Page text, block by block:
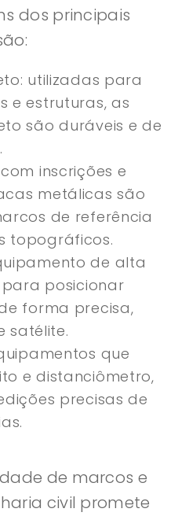
dos principais
utilizadas para
e estruturas, as
são duráveis e de
inscrições e
metálicas são
de referência
topográficos.
de alta
posicionar
forma precisa,
satélite.
que
e distanciômetro,
precisas de
de marcos e
civil promete